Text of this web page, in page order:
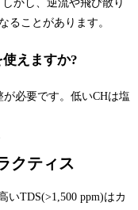
かし、逆流や飛び散り
ることがあります。
えますか?
必要です。低いCHは塩
クティス
いTDS(>1,500 ppm)はカ